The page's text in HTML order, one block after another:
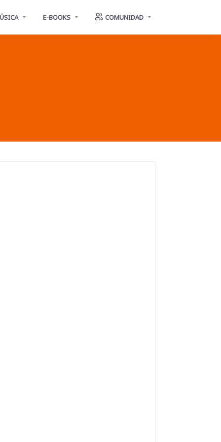
E-BOOKS COMUNIDAD